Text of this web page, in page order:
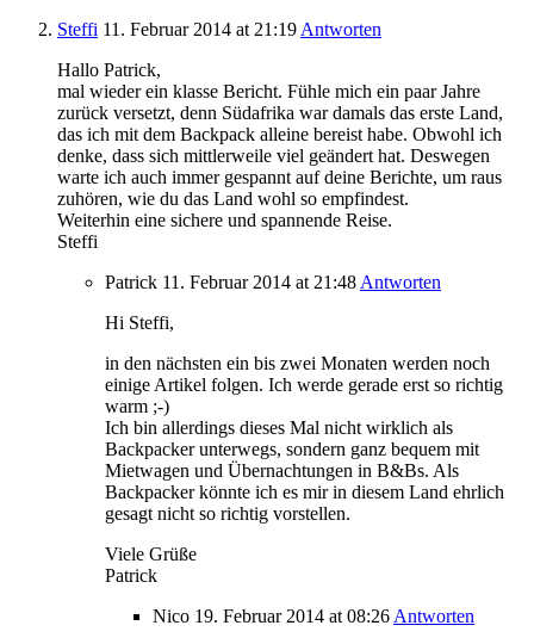
Steffi 11. Februar 2014 at 21:19 Antworten
Hallo Patrick,
mal wieder ein klasse Bericht. Fühle mich ein paar Jahre
zurück versetzt, denn Südafrika war damals das erste Land,
das ich mit dem Backpack alleine bereist habe. Obwohl ich
denke, dass sich mittlerweile viel geändert hat. Deswegen
warte ich auch immer gespannt auf deine Berichte, um raus
zuhören, wie du das Land wohl so empfindest.
Weiterhin eine sichere und spannende Reise.
Steffi
Patrick 11. Februar 2014 at 21:48 Antworten
Hi Steffi,
in den nächsten ein bis zwei Monaten werden noch
einige Artikel folgen. Ich werde gerade erst so richtig
warm ;-)
Ich bin allerdings dieses Mal nicht wirklich als
Backpacker unterwegs, sondern ganz bequem mit
Mietwagen und Übernachtungen in B&Bs. Als
Backpacker könnte ich es mir in diesem Land ehrlich
gesagt nicht so richtig vorstellen.
Viele Grüße
Patrick
Nico 19. Februar 2014 at 08:26 Antworten